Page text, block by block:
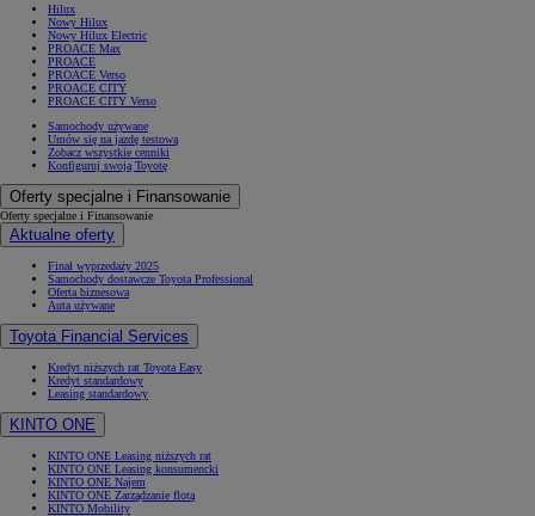
Hilux
Nowy Hilux
Nowy Hilux Electric
PROACE Max
PROACE
PROACE Verso
PROACE CITY
PROACE CITY Verso
Samochody używane
Umów się na jazdę testową
Zobacz wszystkie cenniki
Konfiguruj swoją Toyotę
Oferty specjalne i Finansowanie
Oferty specjalne i Finansowanie
Aktualne oferty
Finał wyprzedaży 2025
Samochody dostawcze Toyota Professional
Oferta biznesowa
Auta używane
Toyota Financial Services
Kredyt niższych rat Toyota Easy
Kredyt standardowy
Leasing standardowy
KINTO ONE
KINTO ONE Leasing niższych rat
KINTO ONE Leasing konsumencki
KINTO ONE Najem
KINTO ONE Zarządzanie flotą
KINTO Mobility